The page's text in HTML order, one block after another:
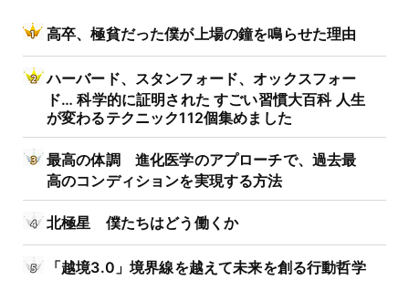
高卒、極貧だった僕が上場の鐘を鳴らせた理由
ハーバード、スタンフォード、オックスフォー
ド… 科学的に証明された すごい習慣大百科 人生
が変わるテクニック112個集めました
最高の体調 進化医学のアプローチで、過去最
高のコンディションを実現する方法
北極星 僕たちはどう働くか
「越境3.0」境界線を越えて未来を創る行動哲学